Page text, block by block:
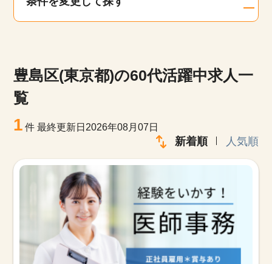
見学会・イベント情報
医療事務求人ドットコムとは
サイトの使い方
豊島区(東京都)の60代活躍中求人一
覧
1 件最終更新日2026年08月07日
新着順 人気順
関東
甲信越・北陸 中国・四国
九州・沖縄